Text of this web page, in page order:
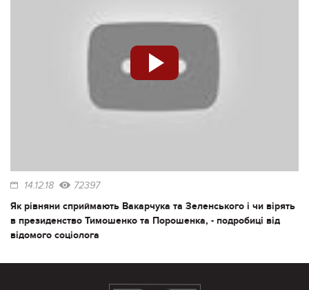
14.12.18 72397
Як рівняни сприймають Вакарчука та Зеленського і чи вірять
в президенство Тимошенко та Порошенка, - подробиці від
відомого соціолога